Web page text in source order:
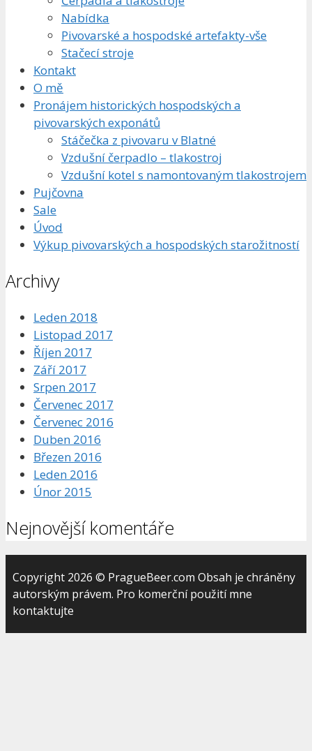
Nabídka
Pivovarské a hospodské artefakty-vše
Stačecí stroje
Kontakt
O mě
Pronájem historických hospodských a
pivovarských exponátů
Stáčečka z pivovaru v Blatné
Vzdušní čerpadlo – tlakostroj
Vzdušní kotel s namontovaným tlakostrojem
Pujčovna
Sale
Úvod
Výkup pivovarských a hospodských starožitností
Archivy
Leden 2018
Listopad 2017
Říjen 2017
Září 2017
Srpen 2017
Červenec 2017
Červenec 2016
Duben 2016
Březen 2016
Leden 2016
Únor 2015
Nejnovější komentáře
Copyright 2026 © PragueBeer.com Obsah je chráněny
autorským právem. Pro komerční použití mne
kontaktujte